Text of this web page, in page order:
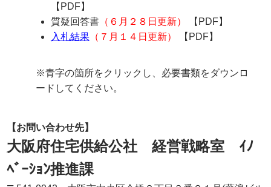
【PDF】
質疑回答書（６月２８日更新）
【PDF】
入札結果（７月１４日更新） 【PDF】
※青字の箇所をクリックし、必要書類をダウンロ
ードしてください。
【お問い合わせ先】
大阪府住宅供給公社 経営戦略室 ｲﾉ
ﾍﾞｰｼｮﾝ推進課